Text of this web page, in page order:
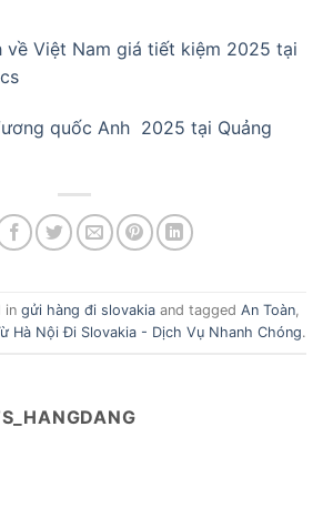
về Việt Nam giá tiết kiệm 2025 tại
quốc Anh 2025 tại Quảng
in gửi hàng đi slovakiaand tagged An Toàn,
Hà Nội Đi Slovakia - Dịch Vụ Nhanh Chóng.